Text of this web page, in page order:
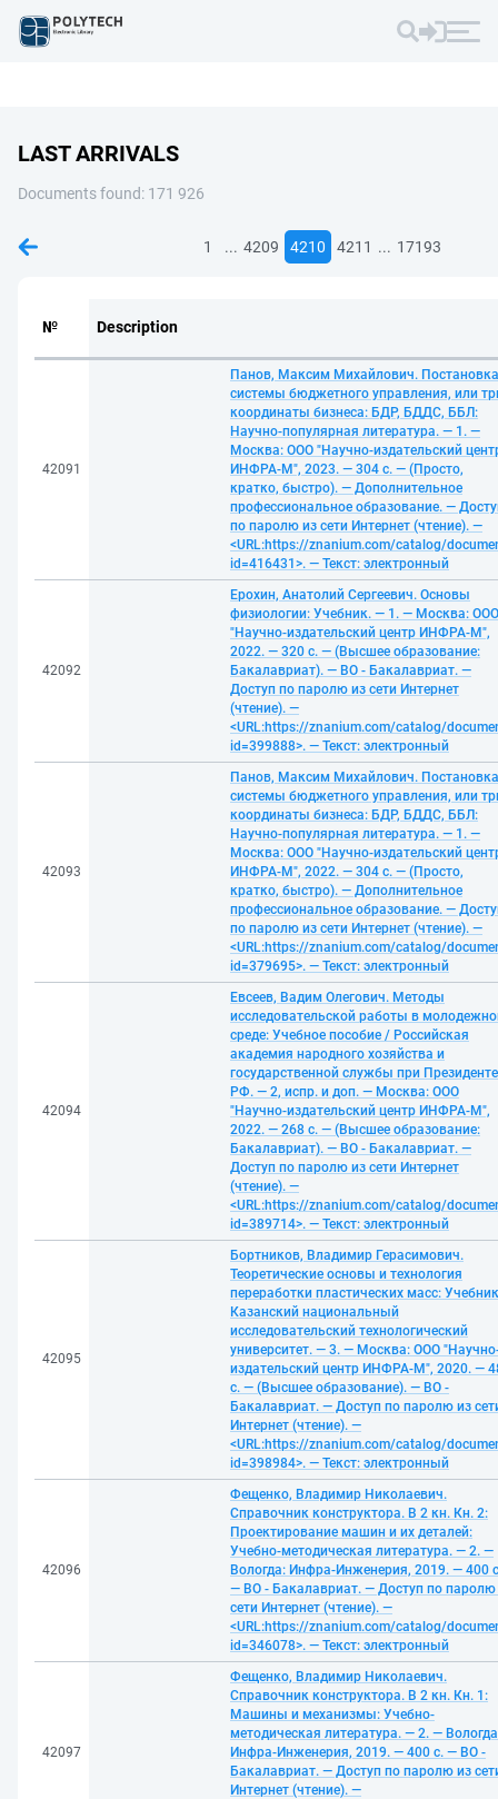
LAST ARRIVALS
Documents found: 171 926
1 ... 4209 4210 4211 ... 17193
№ Description
42091
Панов, Максим Михайлович. Постановка
системы бюджетного управления, или
координаты бизнеса: БДР, БДДС, ББЛ:
Научно-популярная литература. — 1. —
Москва: ООО "Научно-издательский
ИНФРА-М", 2023. — 304 с. — (Просто,
кратко, быстро). — Дополнительное
профессиональное образование. —
по паролю из сети Интернет (чтение). —
<URL:https://znanium.com/catalog/
id=416431>. — Текст: электронный
42092
Ерохин, Анатолий Сергеевич. Основы
физиологии: Учебник. — 1. — Москва: ООО
"Научно-издательский центр ИНФРА-М",
2022. — 320 с. — (Высшее образование:
Бакалавриат). — ВО - Бакалавриат. —
Доступ по паролю из сети Интернет
(чтение). —
<URL:https://znanium.com/catalog/
id=399888>. — Текст: электронный
42093
Панов, Максим Михайлович. Постановка
системы бюджетного управления, или
координаты бизнеса: БДР, БДДС, ББЛ:
Научно-популярная литература. — 1. —
Москва: ООО "Научно-издательский
ИНФРА-М", 2022. — 304 с. — (Просто,
кратко, быстро). — Дополнительное
профессиональное образование. —
по паролю из сети Интернет (чтение). —
<URL:https://znanium.com/catalog/
id=379695>. — Текст: электронный
42094
Евсеев, Вадим Олегович. Методы
исследовательской работы в
среде: Учебное пособие / Российская
академия народного хозяйства и
государственной службы при Президенте
РФ. — 2, испр. и доп. — Москва: ООО
"Научно-издательский центр ИНФРА-М",
2022. — 268 с. — (Высшее образование:
Бакалавриат). — ВО - Бакалавриат. —
Доступ по паролю из сети Интернет
(чтение). —
<URL:https://znanium.com/catalog/
id=389714>. — Текст: электронный
42095
Бортников, Владимир Герасимович.
Теоретические основы и технология
переработки пластических масс:
Казанский национальный
исследовательский технологический
университет. — 3. — Москва: ООО
издательский центр ИНФРА-М", 2020. —
с. — (Высшее образование). — ВО -
Бакалавриат. — Доступ по паролю из
Интернет (чтение). —
<URL:https://znanium.com/catalog/
id=398984>. — Текст: электронный
42096
Фещенко, Владимир Николаевич.
Справочник конструктора. В 2 кн. Кн. 2:
Проектирование машин и их деталей:
Учебно-методическая литература. — 2. —
Вологда: Инфра-Инженерия, 2019. — 400
— ВО - Бакалавриат. — Доступ по паролю
сети Интернет (чтение). —
<URL:https://znanium.com/catalog/
id=346078>. — Текст: электронный
42097
Фещенко, Владимир Николаевич.
Справочник конструктора. В 2 кн. Кн. 1:
Машины и механизмы: Учебно-
методическая литература. — 2. —
Инфра-Инженерия, 2019. — 400 с. — ВО -
Бакалавриат. — Доступ по паролю из
Интернет (чтение). —